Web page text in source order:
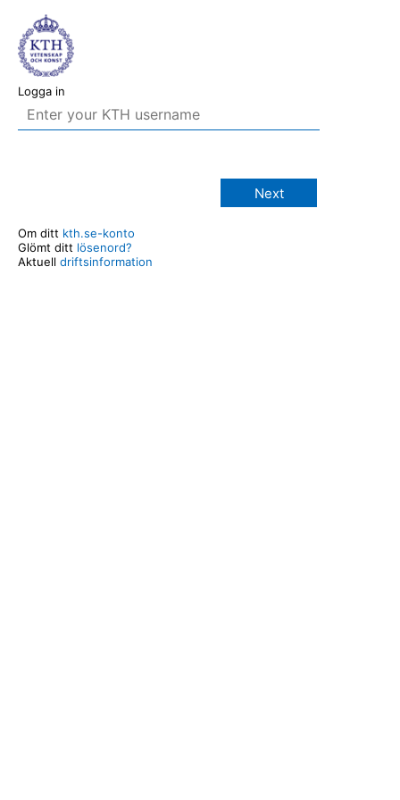
Logga in
Next
Om ditt kth.se-konto
Glömt ditt lösenord?
Aktuell driftsinformation